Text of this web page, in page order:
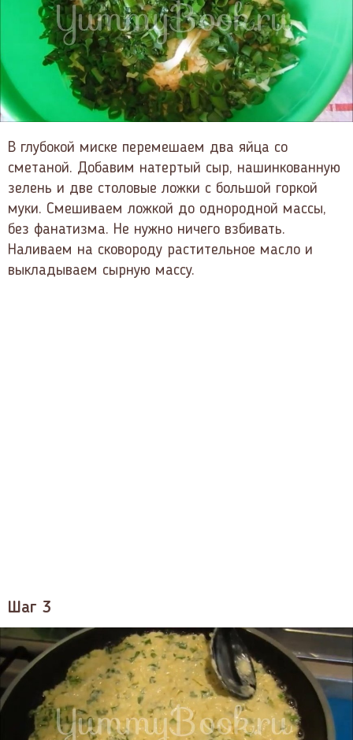
В глубокой миске перемешаем два яйца со
сметаной. Добавим натертый сыр, нашинкованную
зелень и две столовые ложки с большой горкой
муки. Смешиваем ложкой до однородной массы,
без фанатизма. Не нужно ничего взбивать.
Наливаем на сковороду растительное масло и
выкладываем сырную массу.
Шаг 3